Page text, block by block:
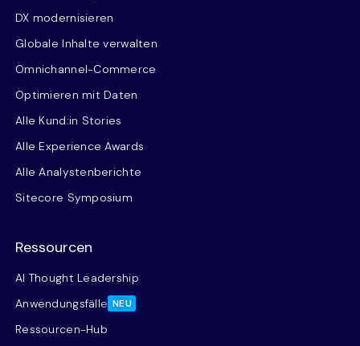
DX modernisieren
Globale Inhalte verwalten
Omnichannel-Commerce
Optimieren mit Daten
Alle Kund:in Stories
Alle Experience Awards
Alle Analystenberichte
Sitecore Symposium
Ressourcen
AI Thought Leadership
Anwendungsfälle NEU
Ressourcen-Hub